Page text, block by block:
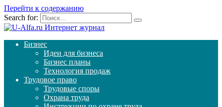
Перейти к содержанию
Search for:
Бизнес
Идеи для бизнеса
Бизнес планы
Технология продаж
Трудовое право
Трудовые споры
Охрана труда